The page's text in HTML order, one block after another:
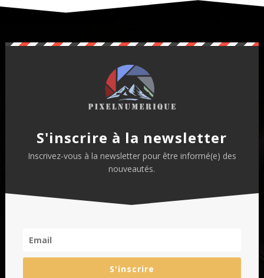
S'inscrire à la newsletter
Inscrivez-vous à la newsletter pour être informé(e) des
nouveautés.
S'inscrire